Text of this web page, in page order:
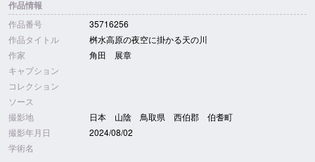
作品情報
作品番号
35716256
作品タイトル
桝水高原の夜空に掛かる天の川
作家
角田 展章
キャプション
コレクション
ソース
撮影地
日本 山陰 鳥取県 西伯郡 伯耆町
撮影年月日
2024/08/02
学術名